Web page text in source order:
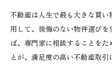
不動産は人生で最も大きな買
用して、後悔のない物件選び
ば、専門家に相談することを
とが、満足度の高い不動産取引